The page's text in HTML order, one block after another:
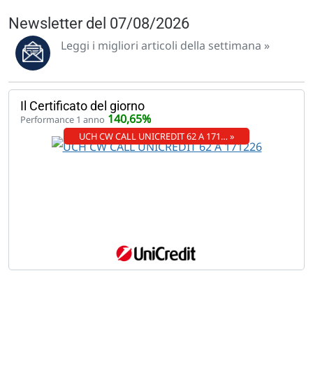
Newsletter del 07/08/2026
Leggi i migliori articoli della settimana »
Il Certificato del giorno
Performance 1 anno 140,65%
UCH CW CALL UNICREDIT 62 A 171… »